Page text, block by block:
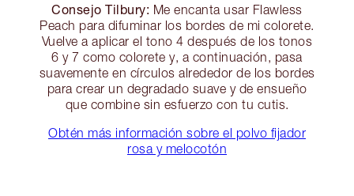
Consejo Tilbury: Me encanta usar Flawless
Peach para difuminar los bordes de mi colorete.
Vuelve a aplicar el tono 4 después de los tonos
6 y 7 como colorete y, a continuación, pasa
suavemente en círculos alrededor de los bordes
para crear un degradado suave y de ensueño
que combine sin esfuerzo con tu cutis.
Obtén más información sobre el polvo fijador
rosa y melocotón